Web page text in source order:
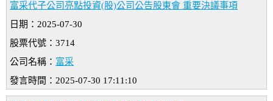
富采代子公司亮點投資(股)公司公告股東會 重要決議事項
日期：2025-07-30
股票代號：3714
公司名稱： 富采
發言時間：2025-07-30 17:11:10